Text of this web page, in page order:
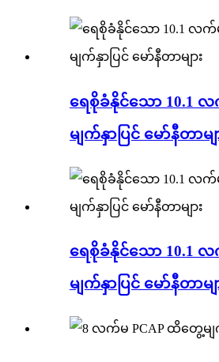
ရေစိုခံနိုင်သော 10.1
မျက်နှာပြင် မော်နီတာမျ
ရေစိုခံနိုင်သော 10.1
မျက်နှာပြင် မော်နီတာမျ